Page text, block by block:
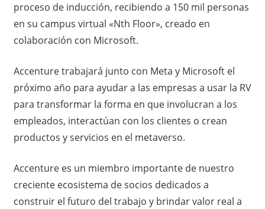
proceso de inducción, recibiendo a 150 mil personas
en su campus virtual «Nth Floor», creado en
colaboración con Microsoft.
Accenture trabajará junto con Meta y Microsoft el
próximo año para ayudar a las empresas a usar la RV
para transformar la forma en que involucran a los
empleados, interactúan con los clientes o crean
productos y servicios en el metaverso.
Accenture es un miembro importante de nuestro
creciente ecosistema de socios dedicados a
construir el futuro del trabajo y brindar valor real a